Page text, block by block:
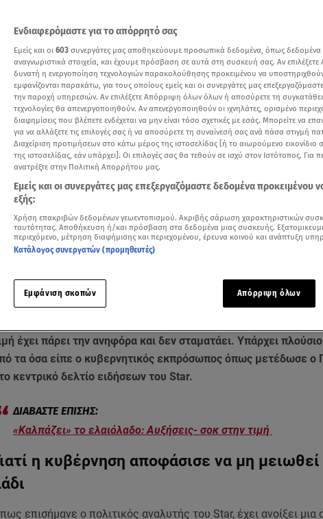
Δείτε περισσότερα άρθρα μας στα αποτελέσματα
Add star.gr on Google
έχει πάρει την ανηφόρα και δεν σταματάει. Υπάρχει
τα όσα είπε ο κυβερνητικός εκπρόσωπος όπως μετέδωσε ο
κεντρικό δελτίο ειδήσεων του Star.
«Kαλπάζει» το ελαιόλαδο: Αυξήσεις- σοκ στην τιμή
η κυβέρνηση αποφάσισε να μη
επισήμανε ο πολιτικός αναλυτής του Star, έχει ανοίξει
Ενδιαφερόμαστε για το απόρρητό σας
Εμείς και οι 603 συνεργάτες μας αποθηκεύουμε προσωπικά δεδομένα, όπως δεδομένα
αναγνωριστικά στοιχεία, και έχουμε πρόσβαση σε αυτά στη συσκευή σας. Αν
δυνατή η ενεργοποίηση τεχνολογιών παρακολούθησης προκειμένου να
εμφανίζονται παρακάτω, για τους οποίους εμείς και οι συνεργάτες μας
την παροχή υπηρεσιών. Αν επιλέξετε Απόρριψη όλων όλων ή αποσύρετε τη
τεχνολογίες θα απενεργοποιηθούν. Αν απενεργοποιηθούν οι ιχνηλάτες, ορισμένο
διαφημίσεις που βλέπετε ενδέχεται να μην είναι τόσο σχετικές με εσάς. Μπορείτε να
για να αλλάξετε τις επιλογές σας ή να αποσύρετε τη συναίνεσή σας ανά πάσα στιγμή
Διαχείριση προτιμήσεων στο κάτω μέρος της ιστοσελίδας [ή το αιωρούμενο
της ιστοσελίδας, εάν υπάρχει]. Οι επιλογές σας θα τεθούν σε ισχύ στον Ιστότοπος. Για
ανατρέξτε στην Πολιτική Απορρήτου μας.
Εμείς και οι συνεργάτες μας επεξεργαζόμαστε δεδομένα προκειμένου
εξής:
Χρήση επακριβών δεδομένων γεωεντοπισμού. Ακριβής σάρωση χαρακτηριστικών
ταυτότητας. Αποθήκευση ή/και πρόσβαση στα δεδομένα μιας συσκευής.
περιεχόμενο, μέτρηση διαφήμισης και περιεχομένου, έρευνα κοινού και ανάπτυξη
Κατάλογος συνεργατών (προμηθευτές)
Εμφάνιση σκοπών Απόρριψη όλων